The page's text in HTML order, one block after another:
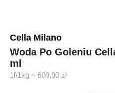
Cella Milano
Woda Po Goleniu
ml
1l\1kg ~ 609,90 zł